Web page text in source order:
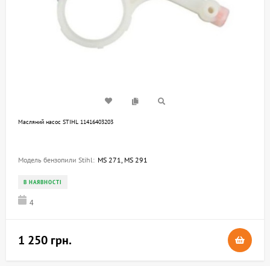
Масляний насос STIHL 11416403203
Модель бензопили Stihl: MS 271, MS 291
В НАЯВНОСТІ
4
1 250 грн.